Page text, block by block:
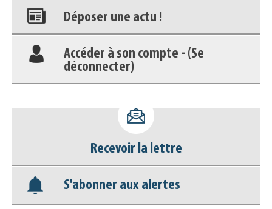
Déposer une actu !
Accéder à son compte - (Se
déconnecter)
Nos veilles Scoop.it
Appels à projets
Recevoir la lettre
S'abonner aux alertes